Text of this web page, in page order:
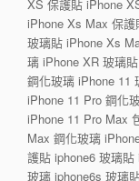
XS 保護貼 iPhone
iPhone Xs Max 保
玻璃貼 iPhone Xs
璃 iPhone XR 玻璃
鋼化玻璃 iPhone 11
iPhone 11 Pro 鋼化
iPhone 11 Pro Max
Max 鋼化玻璃
護貼 iphone6 玻璃
玻璃 iphone6s 玻璃